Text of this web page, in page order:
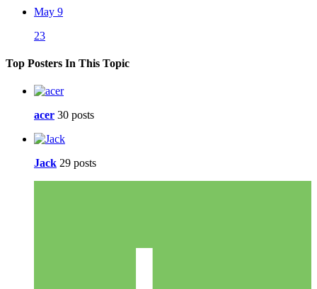
May 9
23
Top Posters In This Topic
acer 30 posts
Jack 29 posts